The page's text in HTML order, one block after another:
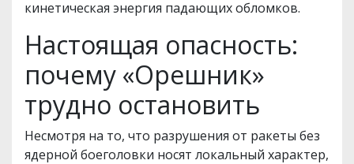
кинетическая энергия падающих обломков.
Настоящая опасность:
почему «Орешник»
трудно остановить
Несмотря на то, что разрушения от ракеты без
ядерной боеголовки носят локальный характер,